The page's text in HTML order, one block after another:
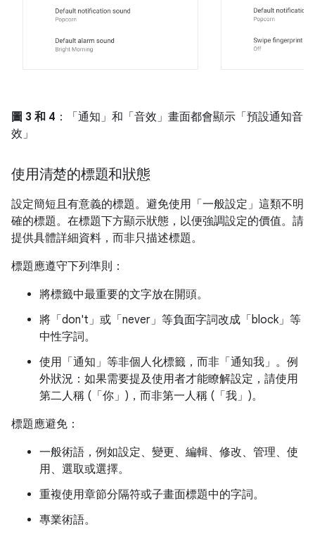
圖 3 和 4 ：「通知」和「音效」畫面都會顯示「預設通知音
效」
使用清楚的標題和狀態
設定簡短且有意義的標題。避免使用「一般設定」這類不明
確的標題。在標題下方顯示狀態，以便強調設定的價值。請
提供具體詳細資料，而非只描述標題。
標題應遵守下列準則：
將標籤中最重要的文字放在開頭。
將「don't」或「never」等負面字詞改成「block」等
中性字詞。
使用「通知」等非個人化標籤，而非「通知我」。例
外狀況：如果需要提及使用者才能瞭解設定，請使用
第二人稱 (「你」)，而非第一人稱 (「我」)。
標題應避免：
一般術語，例如設定、變更、編輯、修改、管理、使
用、選取或選擇。
重複使用章節分隔符或子畫面標題中的字詞。
專業術語。